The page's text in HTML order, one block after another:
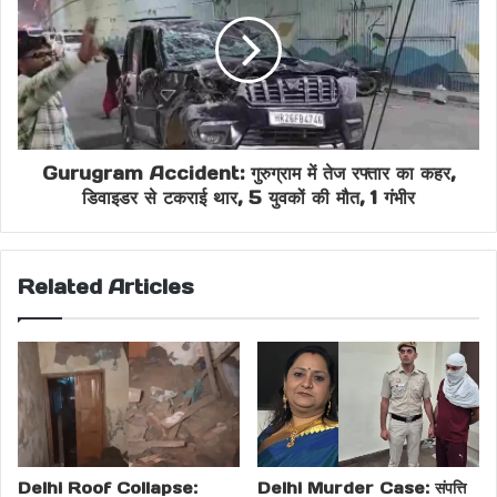
Custodial Interrogation Order
Delhi Court Big Decision
Delhi Crime News Delhi Police Action
Fake Passport Swami Case
Financial Scam Delhi Fraud Case Delhi
Parthasarathi Alias Case
Sringeri Mutt Fraud
Swami Chaitanyananda Arrest
Swami Chaitanyananda News
Gurugram Accident: गुरुग्राम में तेज रफ्तार का कहर,
डिवाइडर से टकराई थार, 5 युवकों की मौत, 1 गंभीर
Related Articles
Delhi Roof Collapse: Delhi Murder Case: संपत्ति